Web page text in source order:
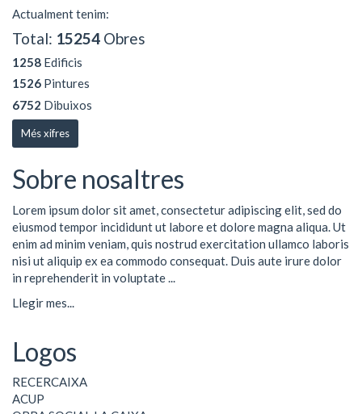
Actualment tenim:
Total: 15254 Obres
1258 Edificis
1526 Pintures
6752 Dibuixos
Més xifres
Sobre nosaltres
Lorem ipsum dolor sit amet, consectetur adipiscing elit, sed do
eiusmod tempor incididunt ut labore et dolore magna aliqua. Ut
enim ad minim veniam, quis nostrud exercitation ullamco laboris
nisi ut aliquip ex ea commodo consequat. Duis aute irure dolor
in reprehenderit in voluptate ...
Llegir mes...
Logos
RECERCAIXA
ACUP